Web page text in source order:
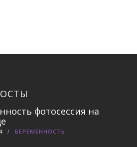
фотосессия на
БЕРЕМЕННОСТЬ